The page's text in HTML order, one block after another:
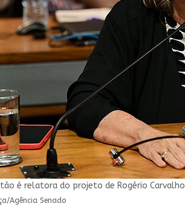
é relatora do projeto de Rogério Carvalho
Agência Senado